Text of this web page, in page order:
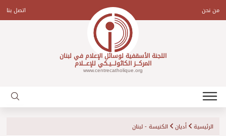
contentمن نحن اتصل بنا
اللجنة الأسقفية لوسائل الإعلام في لبنان
المركـــز الكاثولـــيـكي للإعـــلام
www.centrecatholique.org
الرئيسية أديان الكنيسة - لبنان